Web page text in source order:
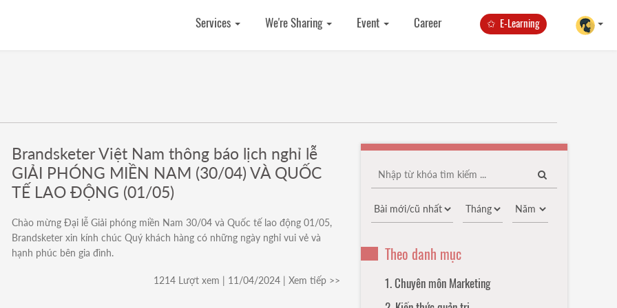
Services We're Sharing Event Career ✩ E-Learning
Brandsketer Việt Nam thông báo lịch nghỉ lễ
GIẢI PHÓNG MIỀN NAM (30/04) VÀ QUỐC
TẾ LAO ĐỘNG (01/05)
Chào mừng Đại lễ Giải phóng miền Nam 30/04 và Quốc tế lao động 01/05,
Brandsketer xin kính chúc Quý khách hàng có những ngày nghỉ vui vẻ và
hạnh phúc bên gia đình.
1214 Lượt xem | 11/04/2024 | Xem tiếp >>
Theo danh mục
1. Chuyên môn Marketing